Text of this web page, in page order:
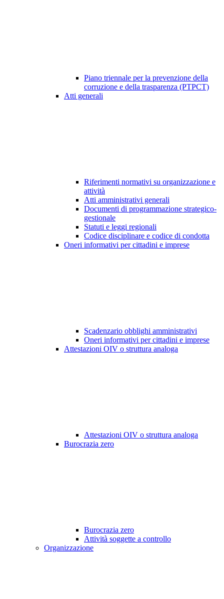
Piano triennale per la prevenzione della
corruzione e della trasparenza (PTPCT)
Atti generali
Riferimenti normativi su organizzazione e
attività
Atti amministrativi generali
Documenti di programmazione strategico-
gestionale
Statuti e leggi regionali
Codice disciplinare e codice di condotta
Oneri informativi per cittadini e imprese
Scadenzario obblighi amministrativi
Oneri informativi per cittadini e imprese
Attestazioni OIV o struttura analoga
Attestazioni OIV o struttura analoga
Burocrazia zero
Burocrazia zero
Attività soggette a controllo
Organizzazione